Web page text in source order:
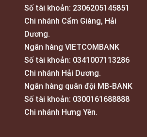
Số tài khoản: 2306205145851
Chi nhánh Cẩm Giàng, Hải
Dương.
Ngân hàng VIETCOMBANK
Số tài khoản: 0341007113286
Chi nhánh Hải Dương.
Ngân hàng quân đội MB-BANK
Số tài khoản: 0300161688888
Chi nhánh Hưng Yên.